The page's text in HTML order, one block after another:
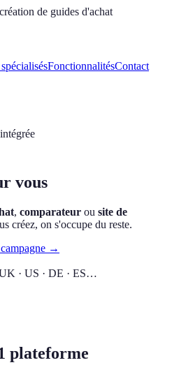
de guides d'achat
FonctionnalitésContact
vous
, comparateur ou site de
créez, on s'occupe du reste.
→
· US · DE · ES…
plateforme